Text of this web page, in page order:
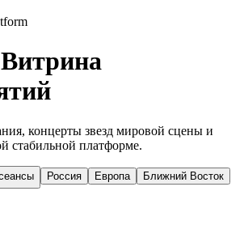
концерты звезд мировой сцены и
стабильной платформе.
Россия Европа
Ближний Восток